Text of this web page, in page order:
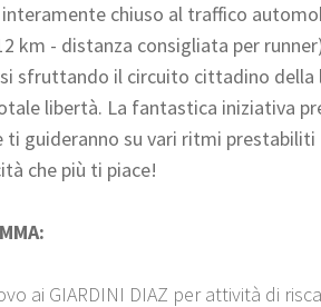
chiuso al traffico
km - distanza consigliata per
sfruttando il circuito cittadino della
libertà. La fantastica iniziativa
ti guideranno su vari ritmi prestabiliti
che più ti piace!
ai GIARDINI DIAZ per attività di